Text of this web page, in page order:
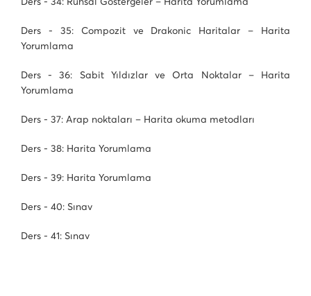
Ders - 35: Compozit ve Drakonic Haritalar – Harita
Yorumlama
Ders - 36: Sabit Yıldızlar ve Orta Noktalar – Harita
Yorumlama
Ders - 37: Arap noktaları – Harita okuma metodları
Ders - 38: Harita Yorumlama
Ders - 39: Harita Yorumlama
Ders - 40: Sınav
Ders - 41: Sınav